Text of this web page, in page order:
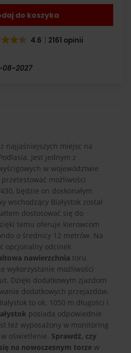
Dodaj do koszyka
4.6 2161 opinii
08-2027
najjaśniejszych miejsc na
Jest jednym z
w województwie
możliwości
będzie on doskonałym
wschodzący Białystok został
dostosować się do
temu oferuje kierowcom
o średnicy 12 metrów. Na
opcjonalny odcinek
nawierzchnia toru
wykorzystanie możliwości
Dzięki dodatkowym zjazdom
dodatkowych przejazdów.
to ok. 1050 m długości i
posiada odpowiednie
też wyposażony w monitoring
oświetlenie. Sprawdź, czy
na nowoczesnym torze w